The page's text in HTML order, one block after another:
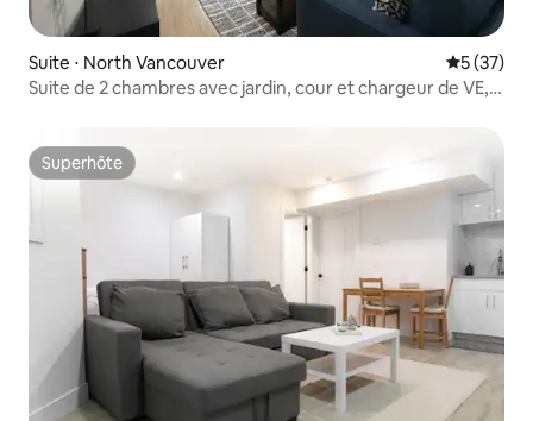
Suite ⋅ North Vancouver
5 (37)
Suite de 2 chambres avec jardin, cour et chargeur de VE,
Superhôte
Superhôte